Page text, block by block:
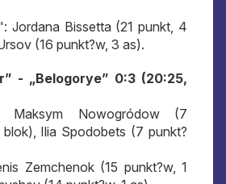
Jordana Bissetta (21 punkt, 4
(16 punkt?w, 3 as).
- „Belogorye” 0:3 (20:25,
Maksym Nowogródow (7
Ilia Spodobets (7 punkt?
Zemchenok (15 punkt?w, 1